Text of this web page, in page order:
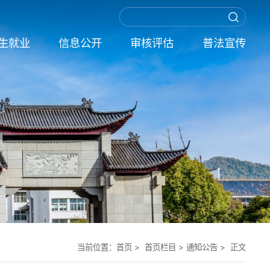
就业 信息公开 审核评估 普法宣传
当前位置： 首页> 首页栏目 > 通知公告> 正文